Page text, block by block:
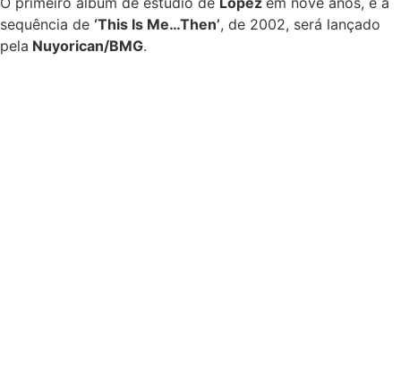
sequência de ‘This Is Me…Then’, de 2002, será lançado
pela Nuyorican/BMG.